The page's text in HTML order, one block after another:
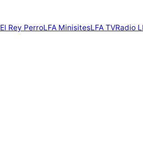
El Rey PerroLFA MinisitesLFA TVRadio